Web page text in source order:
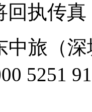
回执传
中旅（
5251